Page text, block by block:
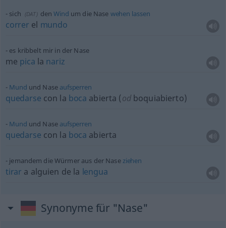
sich (DAT) denWind um die Nase wehen lassen
correr el mundo
es kribbelt mir in der Nase
me pica la nariz
Mund und Nase aufsperren
quedarse con la boca abierta (odboquiabierto)
Mund und Nase aufsperren
quedarse con la boca abierta
jemandem die Würmer aus der Naseziehen
tirar a alguien de la lengua
Synonyme für "Nase"